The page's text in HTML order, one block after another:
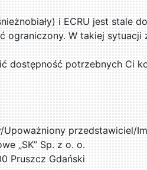
i ECRU jest stale
ograniczony. W takiej sytuacji
dostępność potrzebnych Ci
przedstawiciel/
„SK” Sp. z o. o.
Pruszcz Gdański